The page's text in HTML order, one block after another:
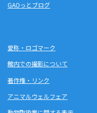
GAOっとブログ
愛称・ロゴマーク
館内での撮影について
著作権・リンク
アニマルウェルフェア